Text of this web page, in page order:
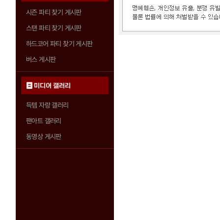
시즌 파티 찾기 게시판
스탠 파티 찾기 게시판
하드코어 파티 찾기 게시판
버스 게시판
미디어 갤러리
득템 자랑 갤러리
팬아트 갤러리
동영상 게시판